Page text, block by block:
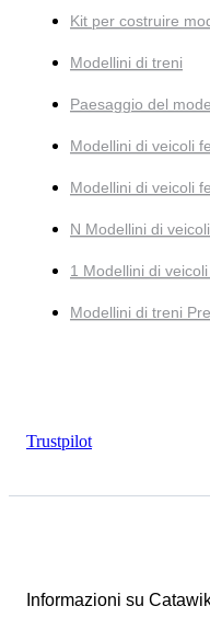
Kit per costruire
Modellini di treni
Paesaggio del
Modellini di veicoli
Modellini di veicoli
N Modellini di
1 Modellini di
Modellini di treni
Trustpilot
Informazioni su